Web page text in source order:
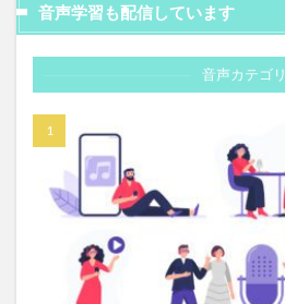
音声学習も配信しています
音声カテゴリ